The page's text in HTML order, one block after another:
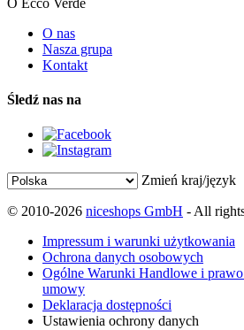
O nas
Nasza grupa
Kontakt
Śledź nas na
Zmień kraj/język
© 2010-2026 niceshops GmbH - All
Impressum i warunki użytkowania
Ochrona danych osobowych
Ogólne Warunki Handlowe i
umowy
Deklaracja dostępności
Ustawienia ochrony danych